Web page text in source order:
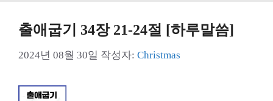
출애굽기 34장 21-24절 [하루말씀]
2024년 08월 30일 작성자: Christmas